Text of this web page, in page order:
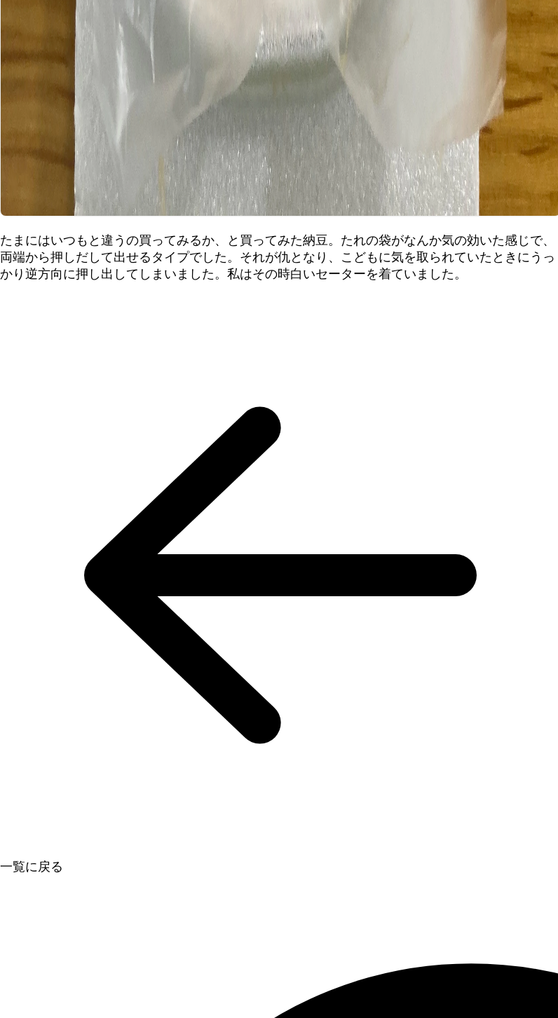
たまにはいつもと違うの買ってみるか、と買ってみた納豆。たれの袋がなんか気の効いた感じで、
両端から押しだして出せるタイプでした。それが仇となり、こどもに気を取られていたときにうっ
かり逆方向に押し出してしまいました。私はその時白いセーターを着ていました。
一覧に戻る